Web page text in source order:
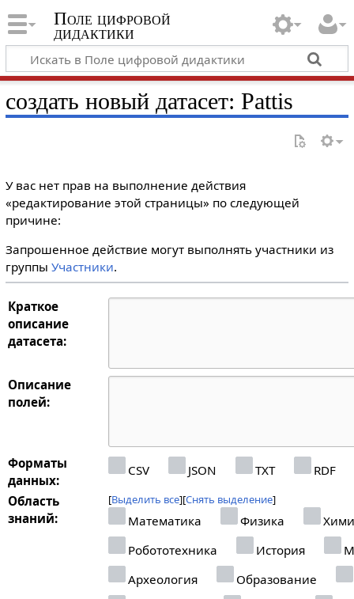
Поле цифровой
дидактики
создать новый датасет: Pattis
У вас нет прав на выполнение действия
«редактирование этой страницы» по следующей
причине:
Запрошенное действие могут выполнять участники из
группы Участники.
Краткое
описание
датасета:
Описание
полей:
Форматы
данных:
CSV JSON TXT
RDF
Область
знаний:
Выделить все Снять выделение
Математика Физика
Робототехника
История
Археология
Образование